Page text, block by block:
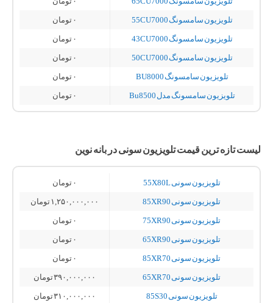
تلویزیون سامسونگ 55CU7000 ۰ تومان
تلویزیون سامسونگ 43CU7000 ۰ تومان
تلویزیون سامسونگ 50CU7000 ۰ تومان
تلویزیون سامسونگ BU8000 ۰ تومان
تلویزیون سامسونگ مدل Bu8500 ۰ تومان
لیست تازه ترین قیمت تلویزیون سونی در بانه نوین
تلویزیون سونی 55X80L ۰ تومان
تلویزیون سونی 85XR90 ۱,۲۵۰,۰۰۰,۰۰۰ تومان
تلویزیون سونی 75XR90 ۰ تومان
تلویزیون سونی 65XR90 ۰ تومان
تلویزیون سونی 85XR70 ۰ تومان
تلویزیون سونی 65XR70 ۳۹۰,۰۰۰,۰۰۰تومان
تلویزیون سونی 85S30 ۳۱۰,۰۰۰,۰۰۰تومان